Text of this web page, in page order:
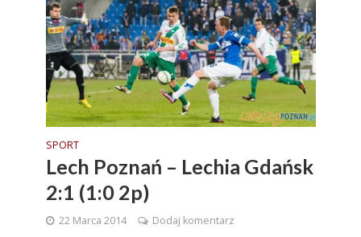
SPORT
Lech Poznań – Lechia Gdańsk
2:1 (1:0 2p)
22 Marca 2014 Dodaj komentarz